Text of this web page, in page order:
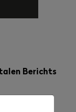
Berichts